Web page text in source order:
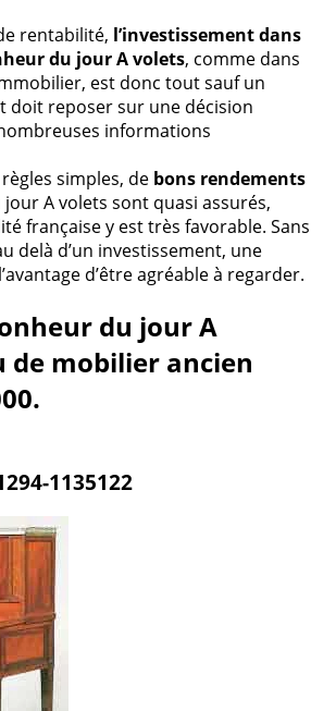
rentabilité, l’investissement dans
du jour A volets, comme dans
est donc tout sauf un
doit reposer sur une décision
informations
simples, de bons rendements
A volets sont quasi assurés,
française y est très favorable. Sans
delà d’un investissement, une
d’être agréable à regarder.
du jour A
de mobilier ancien
1135122